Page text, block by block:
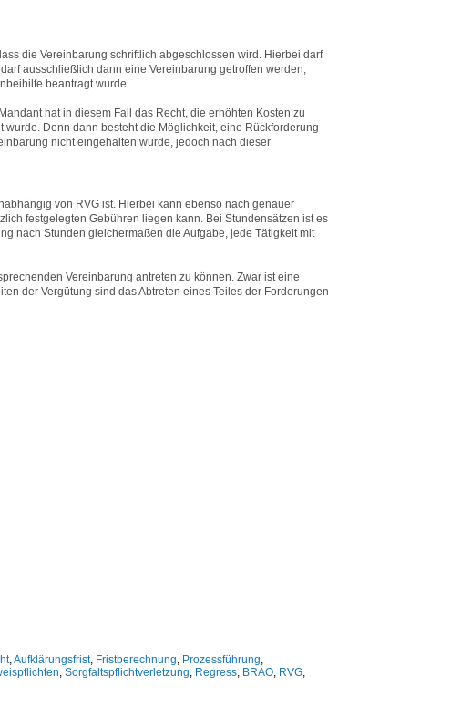
die Vereinbarung schriftlich abgeschlossen wird. Hierbei darf
ausschließlich dann eine Vereinbarung getroffen werden,
beantragt wurde.
hat in diesem Fall das Recht, die erhöhten Kosten zu
Denn dann besteht die Möglichkeit, eine Rückforderung
nicht eingehalten wurde, jedoch nach dieser
von RVG ist. Hierbei kann ebenso nach genauer
festgelegten Gebühren liegen kann. Bei Stundensätzen ist es
nach Stunden gleichermaßen die Aufgabe, jede Tätigkeit mit
Vereinbarung antreten zu können. Zwar ist eine
der Vergütung sind das Abtreten eines Teiles der Forderungen
,Aufklärungsfrist, Fristberechnung, Prozessführung,
, Sorgfaltspflichtverletzung, Regress, BRAO, RVG,